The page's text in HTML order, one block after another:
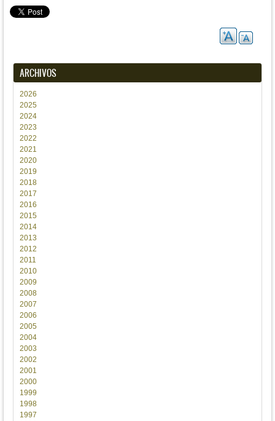
ARCHIVOS
2026
2025
2024
2023
2022
2021
2020
2019
2018
2017
2016
2015
2014
2013
2012
2011
2010
2009
2008
2007
2006
2005
2004
2003
2002
2001
2000
1999
1998
1997